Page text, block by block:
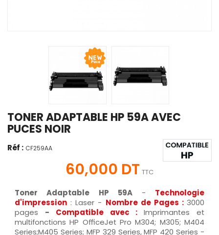
TONER ADAPTABLE HP 59A AVEC
PUCES NOIR
Réf : CF259AA
60,000 DT TTC
Toner Adaptable HP 59A - Technologie
d'impression : Laser - Nombre de Pages : 3000
pages - Compatible avec :
Imprimantes et
multifonctions HP OfficeJet Pro M304; M305; M404
Series;M405 Series; MFP 329 Series, MFP 420 Series -